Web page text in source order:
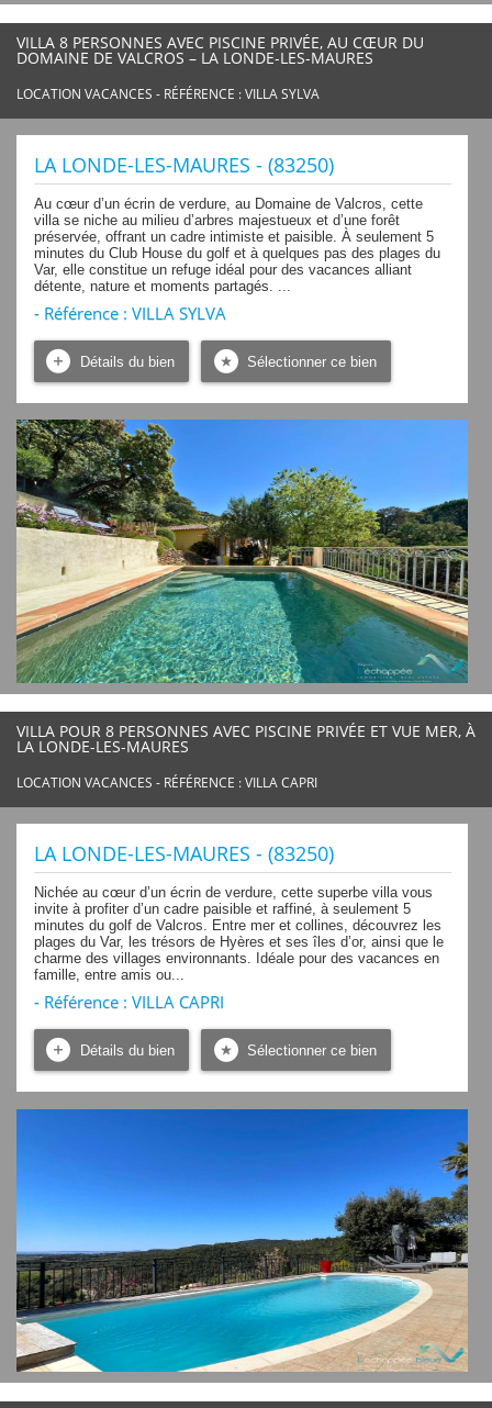
VILLA 8 PERSONNES AVEC PISCINE PRIVÉE, AU CŒUR DU
DOMAINE DE VALCROS – LA LONDE-LES-MAURES
LOCATION VACANCES - RÉFÉRENCE : VILLA SYLVA
LA LONDE-LES-MAURES - (83250)
Au cœur d’un écrin de verdure, au Domaine de Valcros, cette
villa se niche au milieu d’arbres majestueux et d’une forêt
préservée, offrant un cadre intimiste et paisible. À seulement 5
minutes du Club House du golf et à quelques pas des plages du
Var, elle constitue un refuge idéal pour des vacances alliant
détente, nature et moments partagés. ...
- Référence : VILLA SYLVA
Détails du bien Sélectionner ce bien
VILLA POUR 8 PERSONNES AVEC PISCINE PRIVÉE ET VUE MER, À
LA LONDE-LES-MAURES
LOCATION VACANCES - RÉFÉRENCE : VILLA CAPRI
LA LONDE-LES-MAURES - (83250)
Nichée au cœur d’un écrin de verdure, cette superbe villa vous
invite à profiter d’un cadre paisible et raffiné, à seulement 5
minutes du golf de Valcros. Entre mer et collines, découvrez les
plages du Var, les trésors de Hyères et ses îles d’or, ainsi que le
charme des villages environnants. Idéale pour des vacances en
famille, entre amis ou...
- Référence : VILLA CAPRI
Détails du bien Sélectionner ce bien